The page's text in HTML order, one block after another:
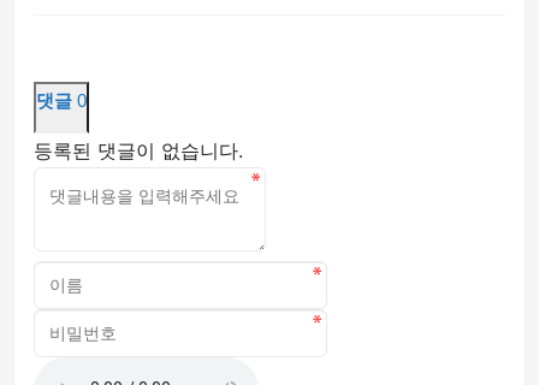
댓글 0
등록된 댓글이 없습니다.